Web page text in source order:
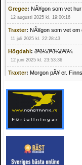
Gregee: NÃ¥gon som vet
12 augusti 2025 kl. 19:00:16
Traxter: NÃ¥gon som vet
11 juli 2025 kl. 22:28:43
Högdahl: ðªð¼ðªð¼ðªð¼
12 juni 2025 kl. 23:53:36
Traxter: Morgon pÃ¥ er.
Mrhandsome:SÃ¶ker
pÃ¥ 0709955029 eller
mvh Hugo
21 februari 2025 kl. 09:25:52
Oscar5:NÃ¥gon som vet vad
4 februari 2025 kl. 19:20:50
Oscar5:44